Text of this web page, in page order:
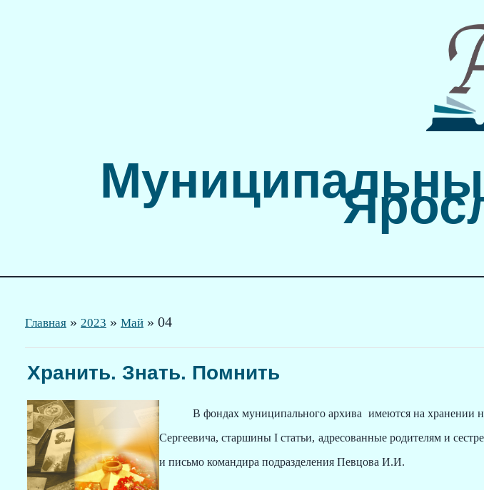
Главная » 2023 » Май » 04
Хранить. Знать. Помнить
В фондах муниципального архива имеются на хранении
Сергеевича, старшиныI статьи, адресованные родителям и
и письмо командира подразделения Певцова И.И.